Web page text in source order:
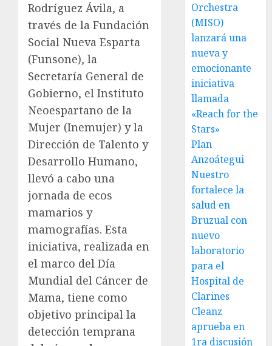
Rodríguez Ávila, a
través de la Fundación
Social Nueva Esparta
(Funsone), la
Secretaría General de
Gobierno, el Instituto
Neoespartano de la
Mujer (Inemujer) y la
Dirección de Talento y
Desarrollo Humano,
llevó a cabo una
jornada de ecos
mamarios y
mamografías. Esta
iniciativa, realizada en
el marco del Día
Mundial del Cáncer de
Mama, tiene como
objetivo principal la
detección temprana
Orchestra
(MISO)
lanzará una
nueva y
emocionante
iniciativa
llamada
«Reach for the
Stars»
Plan
Anzoátegui
Nuestro
fortalece la
salud en
Bruzual con
nuevo
laboratorio
para el
Hospital de
Clarines
Cleanz
aprueba en
1ra discusión